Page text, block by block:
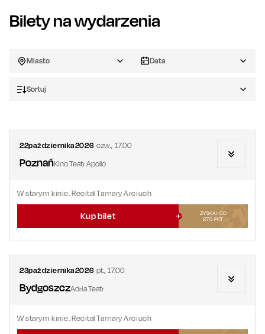
Bilety na wydarzenia
Miasto Data
Sortuj
22października2026 czw.,17.00
PoznańKino Teatr Apollo
W starym kinie. Recital Tamary Arciuch
Kup bilet
ZYSKAJ OD
270 PKT
23października2026 pt.,17.00
BydgoszczAdria Teatr
W starym kinie. Recital Tamary Arciuch